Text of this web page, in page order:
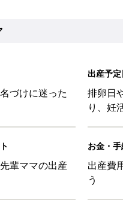
づけに迷った
出産予
排卵日
り、妊
輩ママの出産
お金・手
出産費
う